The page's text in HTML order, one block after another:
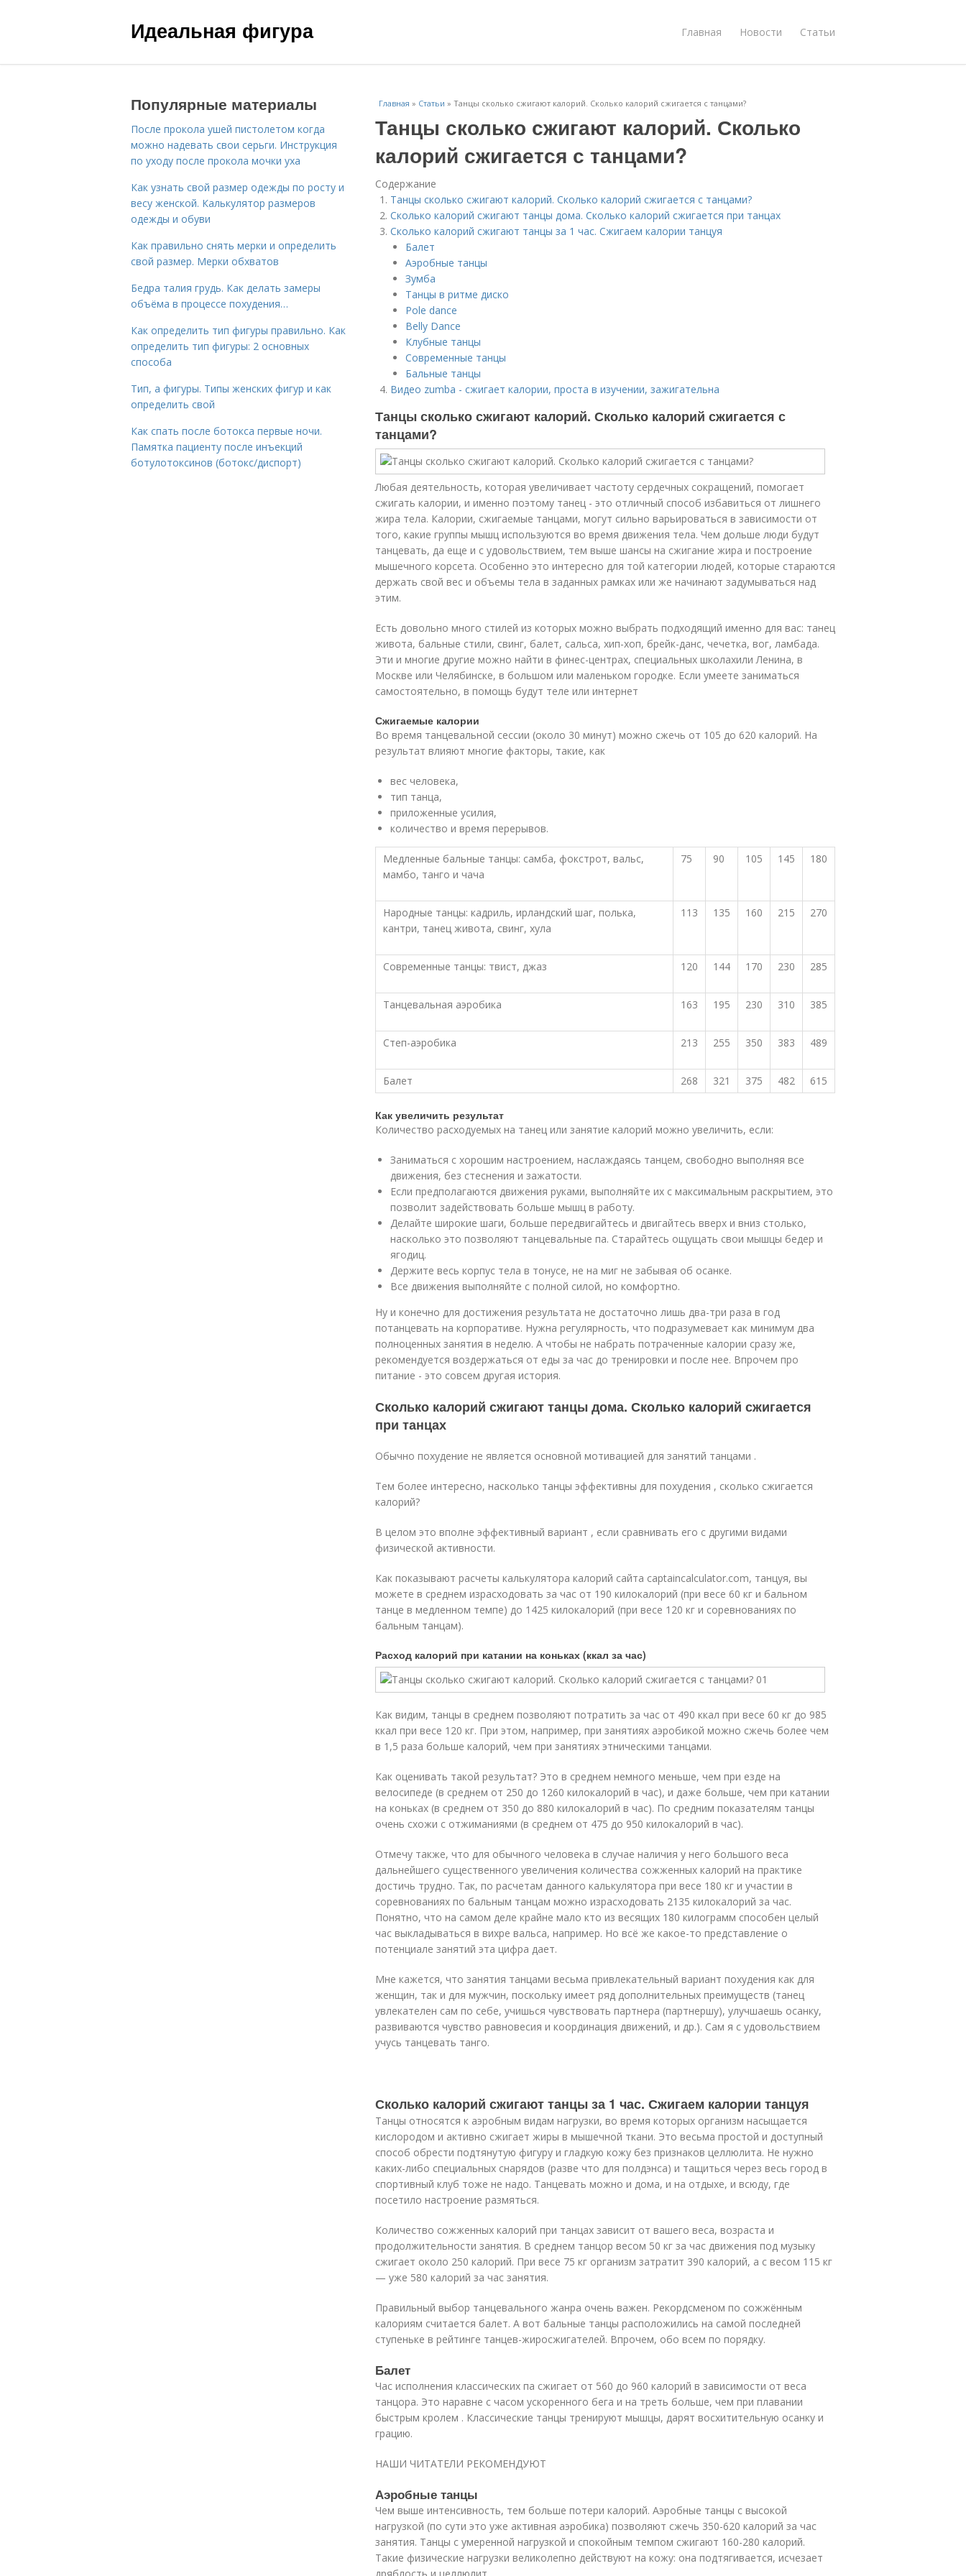
Идеальная фигура Главная Новости Статьи
Главная » Статьи » Танцы сколько сжигают калорий. Сколько калорий сжигается с танцами?
Танцы сколько сжигают калорий. Сколько
калорий сжигается с танцами?
Содержание
Танцы сколько сжигают калорий. Сколько калорий сжигается с танцами?
Сколько калорий сжигают танцы дома. Сколько калорий сжигается при танцах
Сколько калорий сжигают танцы за 1 час. Сжигаем калории танцуя
Балет
Аэробные танцы
Зумба
Танцы в ритме диско
Pole dance
Belly Dance
Клубные танцы
Современные танцы
Бальные танцы
Видео zumba - сжигает калории, проста в изучении, зажигательна
Танцы сколько сжигают калорий. Сколько калорий сжигается с
танцами?
Любая деятельность, которая увеличивает частоту сердечных сокращений, помогает
сжигать калории, и именно поэтому танец - это отличный способ избавиться от лишнего
жира тела. Калории, сжигаемые танцами, могут сильно варьироваться в зависимости от
того, какие группы мышц используются во время движения тела. Чем дольше люди будут
танцевать, да еще и с удовольствием, тем выше шансы на сжигание жира и построение
мышечного корсета. Особенно это интересно для той категории людей, которые стараются
держать свой вес и объемы тела в заданных рамках или же начинают задумываться над
этим.
Есть довольно много стилей из которых можно выбрать подходящий именно для вас: танец
живота, бальные стили, свинг, балет, сальса, хип-хоп, брейк-данс, чечетка, вог, ламбада.
Эти и многие другие можно найти в финес-центрах, специальных школахили Ленина, в
Москве или Челябинске, в большом или маленьком городке. Если умеете заниматься
самостоятельно, в помощь будут теле или интернет
Сжигаемые калории
Во время танцевальной сессии (около 30 минут) можно сжечь от 105 до 620 калорий. На
результат влияют многие факторы, такие, как
вес человека,
тип танца,
приложенные усилия,
количество и время перерывов.
Медленные бальные танцы: самба, фокстрот, вальс,
мамбо, танго и чача
75 90 105 145 180
Народные танцы: кадриль, ирландский шаг, полька,
кантри, танец живота, свинг, хула
113 135 160 215 270
Современные танцы: твист, джаз 120 144 170 230 285
Танцевальная аэробика 163 195 230 310 385
Степ-аэробика 213 255 350 383 489
Балет 268 321 375 482 615
Как увеличить результат
Количество расходуемых на танец или занятие калорий можно увеличить, если:
Заниматься с хорошим настроением, наслаждаясь танцем, свободно выполняя все
движения, без стеснения и зажатости.
Если предполагаются движения руками, выполняйте их с максимальным раскрытием, это
позволит задействовать больше мышц в работу.
Делайте широкие шаги, больше передвигайтесь и двигайтесь вверх и вниз столько,
насколько это позволяют танцевальные па. Старайтесь ощущать свои мышцы бедер и
ягодиц.
Держите весь корпус тела в тонусе, не на миг не забывая об осанке.
Все движения выполняйте с полной силой, но комфортно.
Ну и конечно для достижения результата не достаточно лишь два-три раза в год
потанцевать на корпоративе. Нужна регулярность, что подразумевает как минимум два
полноценных занятия в неделю. А чтобы не набрать потраченные калории сразу же,
рекомендуется воздержаться от еды за час до тренировки и после нее. Впрочем про
питание - это совсем другая история.
Сколько калорий сжигают танцы дома. Сколько калорий сжигается
при танцах
Обычно похудение не является основной мотивацией для занятий танцами .
Тем более интересно, насколько танцы эффективны для похудения , сколько сжигается
калорий?
В целом это вполне эффективный вариант , если сравнивать его с другими видами
физической активности.
Как показывают расчеты калькулятора калорий сайта captaincalculator.com, танцуя, вы
можете в среднем израсходовать за час от 190 килокалорий (при весе 60 кг и бальном
танце в медленном темпе) до 1425 килокалорий (при весе 120 кг и соревнованиях по
бальным танцам).
Расход калорий при катании на коньках (ккал за час)
Как видим, танцы в среднем позволяют потратить за час от 490 ккал при весе 60 кг до 985
ккал при весе 120 кг. При этом, например, при занятиях аэробикой можно сжечь более чем
в 1,5 раза больше калорий, чем при занятиях этническими танцами.
Как оценивать такой результат? Это в среднем немного меньше, чем при езде на
велосипеде (в среднем от 250 до 1260 килокалорий в час), и даже больше, чем при катании
на коньках (в среднем от 350 до 880 килокалорий в час). По средним показателям танцы
очень схожи с отжиманиями (в среднем от 475 до 950 килокалорий в час).
Отмечу также, что для обычного человека в случае наличия у него большого веса
дальнейшего существенного увеличения количества сожженных калорий на практике
достичь трудно. Так, по расчетам данного калькулятора при весе 180 кг и участии в
соревнованиях по бальным танцам можно израсходовать 2135 килокалорий за час.
Понятно, что на самом деле крайне мало кто из весящих 180 килограмм способен целый
час выкладываться в вихре вальса, например. Но всё же какое-то представление о
потенциале занятий эта цифра дает.
Мне кажется, что занятия танцами весьма привлекательный вариант похудения как для
женщин, так и для мужчин, поскольку имеет ряд дополнительных преимуществ (танец
увлекателен сам по себе, учишься чувствовать партнера (партнершу), улучшаешь осанку,
развиваются чувство равновесия и координация движений, и др.). Сам я с удовольствием
учусь танцевать танго.
Сколько калорий сжигают танцы за 1 час. Сжигаем калории танцуя
Танцы относятся к аэробным видам нагрузки, во время которых организм насыщается
кислородом и активно сжигает жиры в мышечной ткани. Это весьма простой и доступный
способ обрести подтянутую фигуру и гладкую кожу без признаков целлюлита. Не нужно
каких-либо специальных снарядов (разве что для полдэнса) и тащиться через весь город в
спортивный клуб тоже не надо. Танцевать можно и дома, и на отдыхе, и всюду, где
посетило настроение размяться.
Количество сожженных калорий при танцах зависит от вашего веса, возраста и
продолжительности занятия. В среднем танцор весом 50 кг за час движения под музыку
сжигает около 250 калорий. При весе 75 кг организм затратит 390 калорий, а с весом 115 кг
— уже 580 калорий за час занятия.
Правильный выбор танцевального жанра очень важен. Рекордсменом по сожжённым
калориям считается балет. А вот бальные танцы расположились на самой последней
ступеньке в рейтинге танцев-жиросжигателей. Впрочем, обо всем по порядку.
Балет
Час исполнения классических па сжигает от 560 до 960 калорий в зависимости от веса
танцора. Это наравне с часом ускоренного бега и на треть больше, чем при плавании
быстрым кролем . Классические танцы тренируют мышцы, дарят восхитительную осанку и
грацию.
НАШИ ЧИТАТЕЛИ РЕКОМЕНДУЮТ
Аэробные танцы
Чем выше интенсивность, тем больше потери калорий. Аэробные танцы с высокой
нагрузкой (по сути это уже активная аэробика) позволяют сжечь 350-620 калорий за час
занятия. Танцы с умеренной нагрузкой и спокойным темпом сжигают 160-280 калорий.
Такие физические нагрузки великолепно действуют на кожу: она подтягивается, исчезает
Популярные материалы
После прокола ушей пистолетом когда
можно надевать свои серьги. Инструкция
по уходу после прокола мочки уха
Как узнать свой размер одежды по росту и
весу женской. Калькулятор размеров
одежды и обуви
Как правильно снять мерки и определить
свой размер. Мерки обхватов
Бедра талия грудь. Как делать замеры
объёма в процессе похудения…
Как определить тип фигуры правильно. Как
определить тип фигуры: 2 основных
способа
Тип, а фигуры. Типы женских фигур и как
определить свой
Как спать после ботокса первые ночи.
Памятка пациенту после инъекций
ботулотоксинов (ботокс/диспорт)